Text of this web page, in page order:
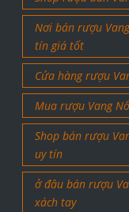
Nơi bán rượu
tín giá tốt
Cửa hàng rượu
Mua rượu Vang
Shop bán rượu
uy tín
ở đâu bán rượu
xách tay